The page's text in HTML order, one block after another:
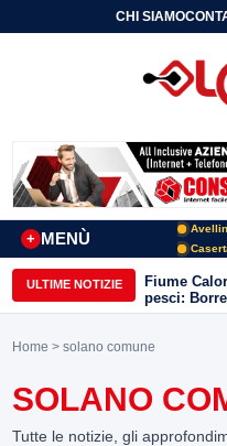
CHI SIAMO
MENÙ
+
ULTIME NOTIZIE
Fiume
pesci:
Home > solano comune
SOLANO
Tutte le notizie, gli